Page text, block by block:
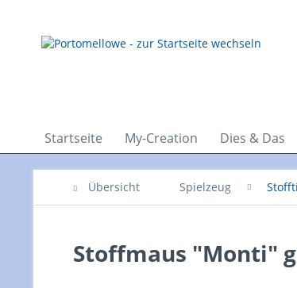
Startseite My-Creation Dies & Das
Übersicht Spielzeug
Stoffmaus "Monti"